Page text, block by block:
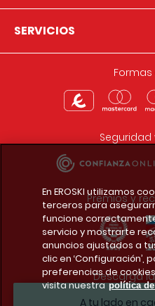
A tu lado en
SERVICIOS
Seguridad
Premios y
Descarga
En EROSKI utilizamos
terceros para
funcione
servicio y mostrarte
anuncios ajustados a
clic en ‘Configuración’,
preferencias de
visita nuestra política